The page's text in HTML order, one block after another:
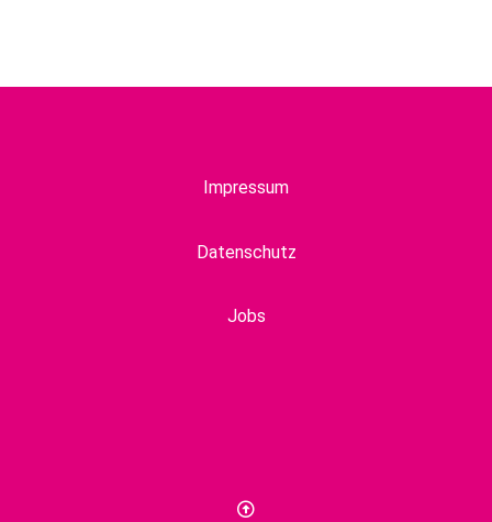
Impressum
Datenschutz
Jobs